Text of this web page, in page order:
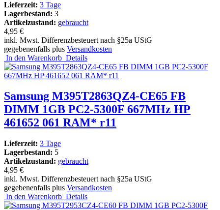
Lieferzeit: 3 Tage
Lagerbestand: 3
Artikelzustand: gebraucht
4,95 €
inkl. Mwst. Differenzbesteuert nach §25a UStG
gegebenenfalls plus Versandkosten
In den Warenkorb Details
Samsung M395T2863QZ4-CE65 FB
DIMM 1GB PC2-5300F 667MHz HP
461652 061 RAM* r11
Lieferzeit: 3 Tage
Lagerbestand: 5
Artikelzustand: gebraucht
4,95 €
inkl. Mwst. Differenzbesteuert nach §25a UStG
gegebenenfalls plus Versandkosten
In den Warenkorb Details